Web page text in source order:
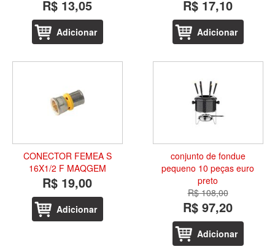
R$ 13,05
Adicionar
R$ 17,10
Adicionar
CONECTOR FEMEA S
16X1/2 F MAQGEM
R$ 19,00
Adicionar
conjunto de fondue
pequeno 10 peças euro
preto
R$ 108,00
R$ 97,20
Adicionar